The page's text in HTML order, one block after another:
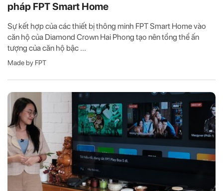
pháp FPT Smart Home
Sự kết hợp của các thiết bị thông minh FPT Smart Home vào
căn hộ của Diamond Crown Hai Phong tạo nên tổng thể ấn
tượng của căn hộ bậc ...
Made by FPT